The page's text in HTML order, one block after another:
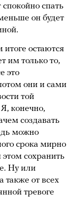
спать
он будет
остаются
им только то,
это
они и сами
той
конечно,
создавать
можно
срока мирно
сохранить
Ну или
также от всех
тревоге